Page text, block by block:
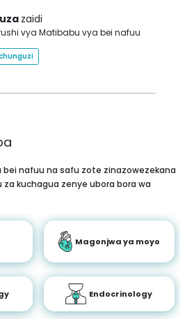
zaidi
vya Matibabu vya bei nafuu
nafuu na safu zote zinazowezekana
kuchagua zenye ubora bora wa
Magonjwa ya moyo
Endocrinology